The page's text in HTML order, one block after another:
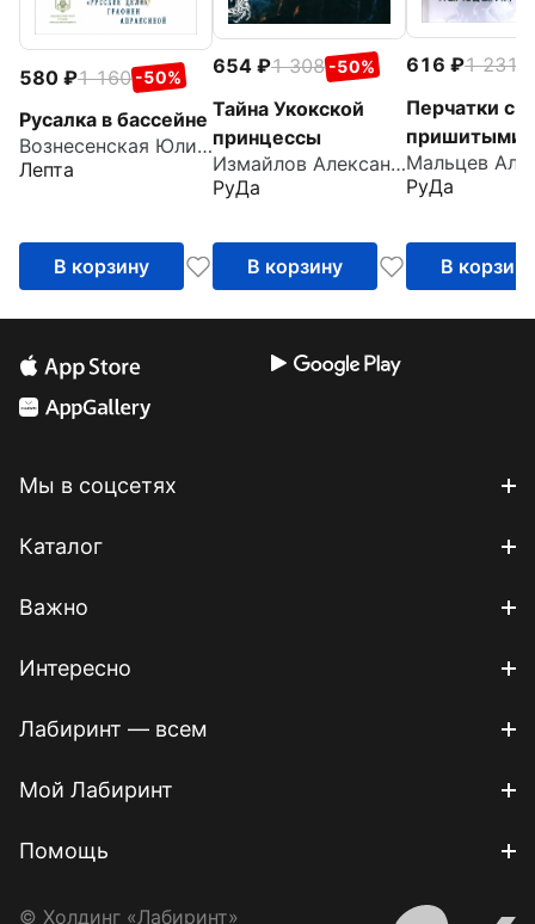
580 1 160 -50%
Русалка в бассейне
Вознесенская Юлия Николаевна
Лепта
В корзину
654 1 308 -50%
Тайна Укокской
принцессы
Измайлов Александр
РуДа
В корзину
616 1 231
Перчатки с
пришитыми
пальцами
РуДа
В корзину
Мы в соцсетях
Каталог
Важно
Интересно
Лабиринт — всем
Мой Лабиринт
Помощь
© Холдинг «Лабиринт»